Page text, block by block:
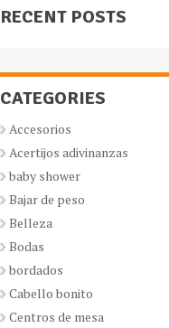
RECENT POSTS
CATEGORIES
Accesorios
Acertijos adivinanzas
baby shower
Bajar de peso
Belleza
Bodas
bordados
Cabello bonito
Centros de mesa